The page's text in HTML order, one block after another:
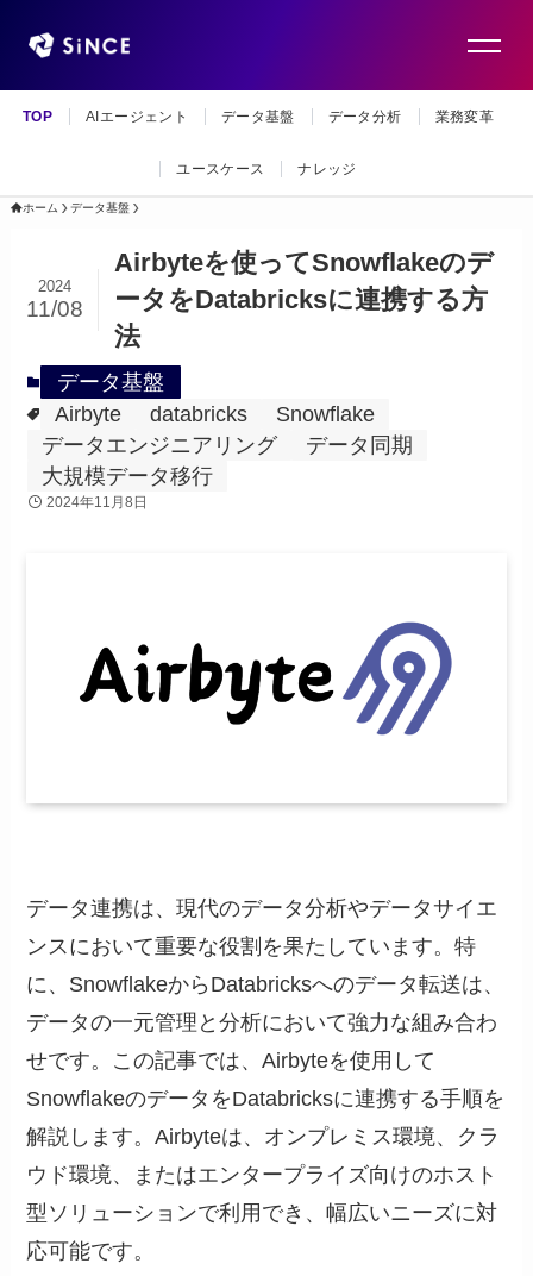
TOP AIエージェント データ基盤 データ分析 業務変革
ユースケース ナレッジ
ホーム データ基盤
Airbyteを使ってSnowflakeのデ
ータをDatabricksに連携する方
法
2024
11/08
データ基盤
Airbyte
databricks
Snowflake
データエンジニアリング
データ同期
大規模データ移行
2024年11月8日
データ連携は、現代のデータ分析やデータサイエ
ンスにおいて重要な役割を果たしています。特
に、SnowflakeからDatabricksへのデータ転送は、
データの一元管理と分析において強力な組み合わ
せです。この記事では、Airbyteを使用して
SnowflakeのデータをDatabricksに連携する手順を
解説します。Airbyteは、オンプレミス環境、クラ
ウド環境、またはエンタープライズ向けのホスト
型ソリューションで利用でき、幅広いニーズに対
応可能です。